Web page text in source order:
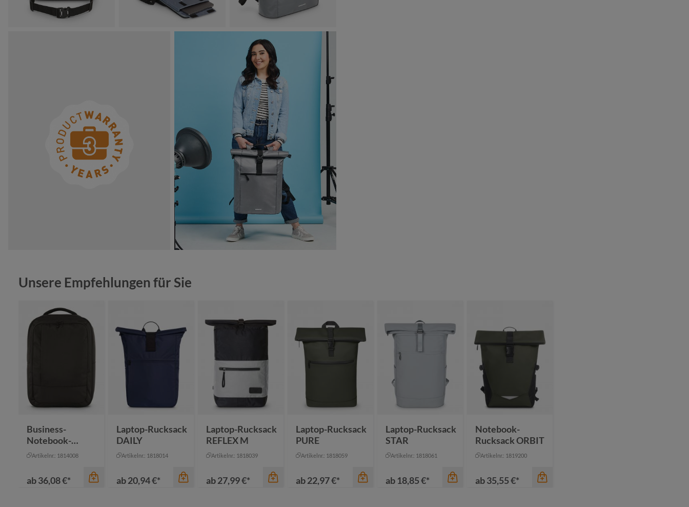
Produktgalerie überspringen
Unsere Empfehlungen für Sie
Business-
Notebook-
Rucksack GIANT
Artikelnr.: 1814008
ab36,08 €*
Laptop-Rucksack
DAILY
Artikelnr.: 1818014
ab20,94 €*
Laptop-Rucksack
REFLEX M
Artikelnr.: 1818039
ab27,99 €*
Laptop-Rucksack
PURE
Artikelnr.: 1818059
ab22,97 €*
Laptop-Rucksack
STAR
Artikelnr.: 1818061
ab18,85 €*
Notebook-
Rucksack ORBIT
Artikelnr.: 1819200
ab35,55 €*